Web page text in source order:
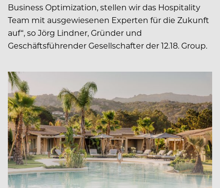
Business Optimization, stellen wir das Hospitality
Team mit ausgewiesenen Experten für die Zukunft
auf“, so Jörg Lindner, Gründer und
Geschäftsführender Gesellschafter der 12.18. Group.